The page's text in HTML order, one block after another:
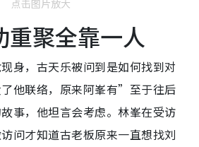
点击图片放大
重聚全靠一人
身，古天乐被问到是如何找到对
他联络，原来阿峯有”至于往后
事，他坦言会考虑。林峯在受访
问才知道古老板原来一直想找刘